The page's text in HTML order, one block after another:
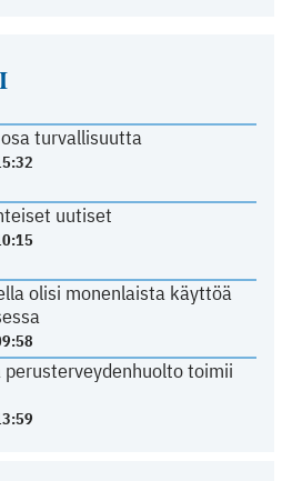
turvallisuutta
uutiset
olisi monenlaista käyttöä
perusterveydenhuolto toimii